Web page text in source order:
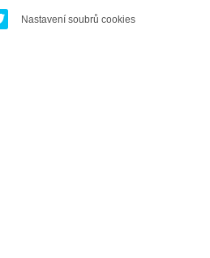
Nastavení soubrů cookies